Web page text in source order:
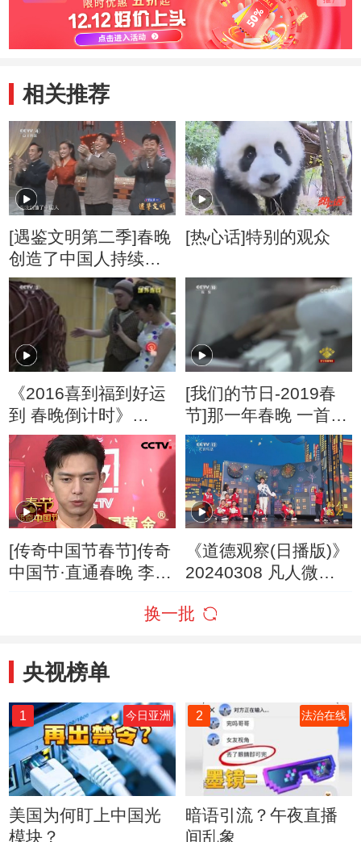
相关推荐
[遇鉴文明第二季]春晚
创造了中国人持续共
享四十多年的春节记
忆
[热心话]特别的观众
《2016喜到福到好运
到 春晚倒计时》
20160207 18:00
[我们的节日-2019春
节]那一年春晚 一首关
于时间的歌敲开人们
心扉
[传奇中国节春节]传奇
中国节·直通春晚 李
《道德观察(日播版)》
20240308 凡人微光
的歌
换一批
央视榜单
1 今日亚洲
美国为何盯上中国光
模块？
2 法治在线
暗语引流？午夜直播
间乱象